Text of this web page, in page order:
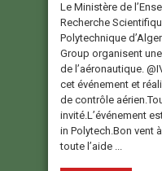
Le Ministère de
Recherche
Polytechnique
Group organisent
de l’aéronautique.
cet événement et
de contrôle
invité.L’événement
in Polytech.Bon vent
toute l’aide ...